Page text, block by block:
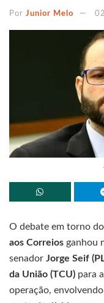
Por Junior Melo
O debate em torno do
aos Correios ganhou
senador Jorge Seif
da União (TCU) para
operação,